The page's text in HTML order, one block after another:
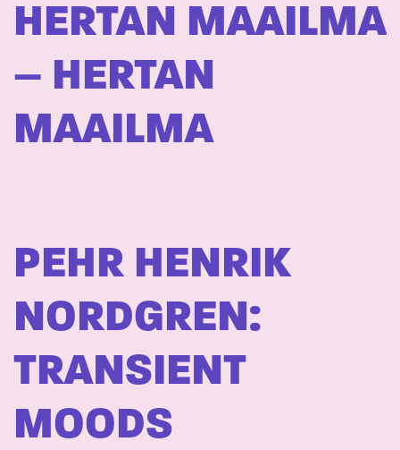
HERTAN MAAILMA
– HERTAN
MAAILMA
PEHR HENRIK
NORDGREN:
TRANSIENT
MOODS 